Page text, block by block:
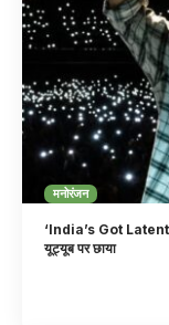
मनोरंजन
‘India’s Got Latent
यूट्यूब पर छाया